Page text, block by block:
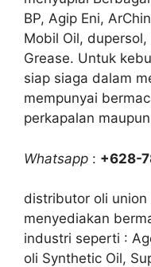
BP, Agip Eni,
Mobil Oil,
Grease. Untuk
siap siaga dalam
mempunyai
perkapalan
Whatsapp : +628-
distributor oli union
menyediakan
industri seperti :
oli Synthetic Oil,